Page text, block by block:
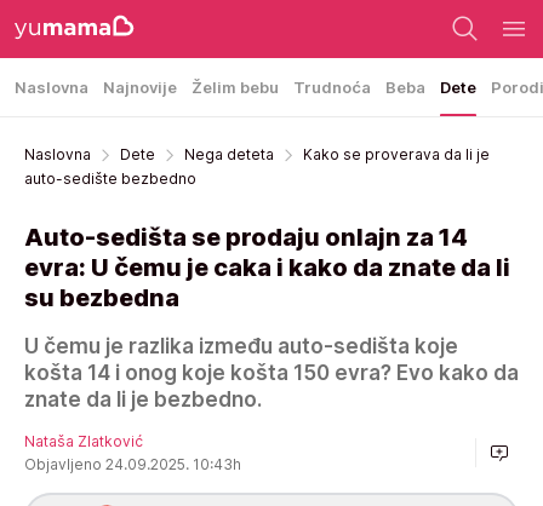
Naslovna Najnovije Želim bebu Trudnoća Beba Dete
Naslovna Dete Nega deteta
Kako se proverava da li je
auto-sedište bezbedno
Auto-sedišta se prodaju onlajn za 14
evra: U čemu je caka i kako da znate da li
su bezbedna
U čemu je razlika između auto-sedišta koje
košta 14 i onog koje košta 150 evra? Evo kako da
znate da li je bezbedno.
Nataša Zlatković
Objavljeno 24.09.2025. 10:43h